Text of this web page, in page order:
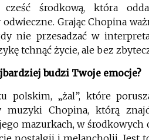
cześć środkową, która
Grając Chopina
nie przesadzać w
tchnąć życie, ale bez
budzi Twoje emocje?
polskim, „żal”, które
muzyki Chopina, którą
mazurkach, w